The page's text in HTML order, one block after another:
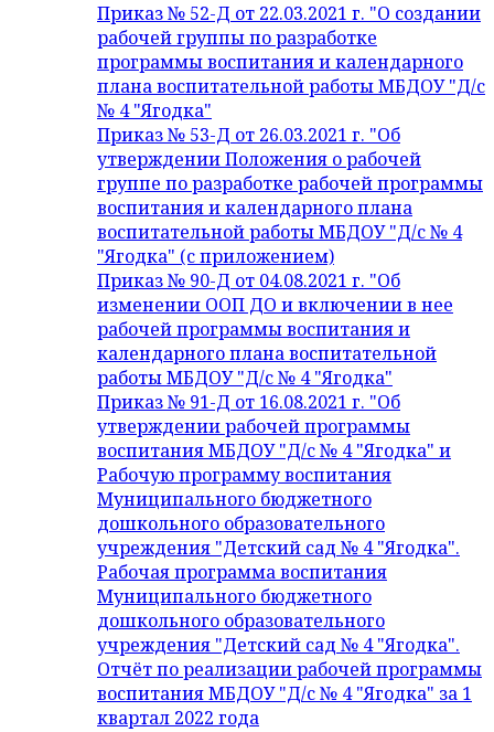
Приказ № 52-Д от 22.03.2021 г. "О создании
рабочей группы по разработке
программы воспитания и календарного
плана воспитательной работы МБДОУ "Д/с
№ 4 "Ягодка"
Приказ № 53-Д от 26.03.2021 г. "Об
утверждении Положения о рабочей
группе по разработке рабочей программы
воспитания и календарного плана
воспитательной работы МБДОУ "Д/с № 4
"Ягодка" (с приложением)
Приказ № 90-Д от 04.08.2021 г. "Об
изменении ООП ДО и включении в нее
рабочей программы воспитания и
календарного плана воспитательной
работы МБДОУ "Д/с № 4 "Ягодка"
Приказ № 91-Д от 16.08.2021 г. "Об
утверждении рабочей программы
воспитания МБДОУ "Д/с № 4 "Ягодка" и
Рабочую программу воспитания
Муниципального бюджетного
дошкольного образовательного
учреждения "Детский сад № 4 "Ягодка".
Рабочая программа воспитания
Муниципального бюджетного
дошкольного образовательного
учреждения "Детский сад № 4 "Ягодка".
Отчёт по реализации рабочей программы
воспитания МБДОУ "Д/с № 4 "Ягодка" за 1
квартал 2022 года